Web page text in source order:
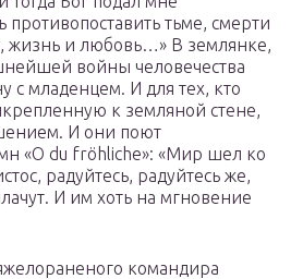
противопоставить тьме, смерти
жизнь и любовь…» В землянке,
войны человечества
с младенцем. И для тех, кто
к земляной стене,
И они поют
«O du fröhliche»: «Мир шел ко
радуйтесь, радуйтесь же,
И им хоть на мгновение
командира